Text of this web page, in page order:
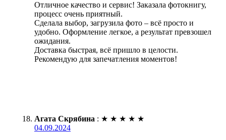
Отличное качество и сервис! Заказала фотокнигу,
процесс очень приятный.
Сделала выбор, загрузила фото – всё просто и
удобно. Оформление легкое, а результат превзошел
ожидания.
Доставка быстрая, всё пришло в целости.
Рекомендую для запечатления моментов!
Агата Скрябина : ★ ★ ★ ★ ★
04.09.2024